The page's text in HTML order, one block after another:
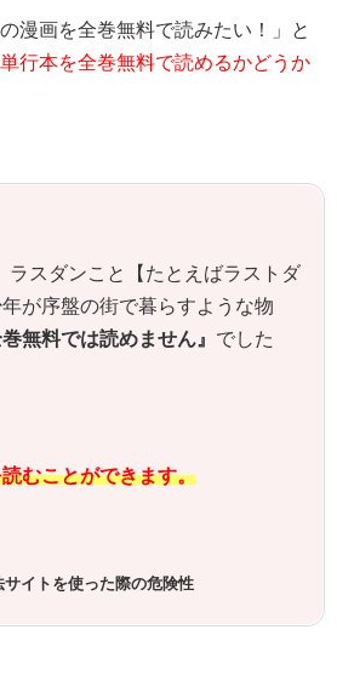
漫画を全巻無料で読みたい！」と
単行本を全巻無料で読めるかどうか
ラスダンこと【たとえばラストダ
が序盤の街で暮らすような物
無料では読めません』 でした
むことができます。
イトを使った際の危険性